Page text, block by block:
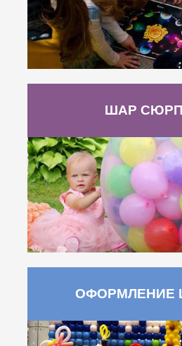
ШАР
ОФОРМЛЕНИЕ